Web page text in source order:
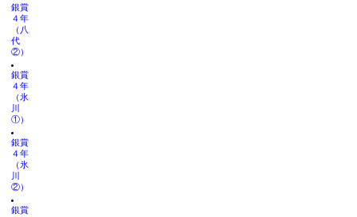
銀賞
４年
（八
代
②）
銀賞
４年
（氷
川
①）
銀賞
４年
（氷
川
②）
銀賞